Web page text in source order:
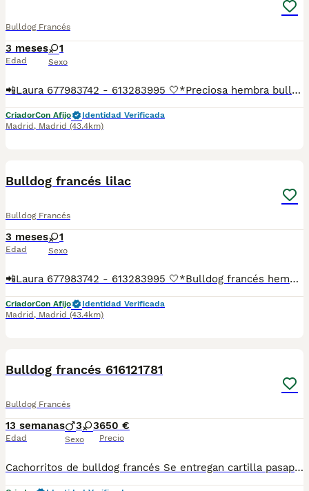
Bulldog Francés
3 meses
Edad
1
Sexo
📲Laura 677983742 - 613283995 🤍*Preciosa hembra bulldog francés lilac*🤍 ¿Buscas un nuevo compañero para tu hogar? ❤️ Tenemos preciosos cachorros listos para encontrar una familia responsable. ✅ Vacunados ✅ Desparasitados ✅ Cartilla sanitaria ✅ Garantías incluidas ✅ Máxima atención y cuidado Se hacen envíos a toda España: Andalucía: Almería, Cádiz, Córdoba, Granada, Huelva, Jaén, Málaga, Sevilla.Aragón: Huesca, Teruel, Zaragoza.Asturias: Oviedo.Baleares: Palma.Canarias: Las Palmas de Gran Canaria, Santa Cruz de Tenerife.Cantabria: Santander.Castilla-La Mancha: Albacete, Ciudad Real, Cuenca, Guadalajara, Toledo.Castilla y León: Ávila, Burgos, León, Palencia, Salamanca, Segovia, Soria, Valladolid, Zamora.Cataluña: Barcelona, Gerona (Girona), Lérida (Lleida), Tarragona.Comunidad Valenciana: Alicante, Castellón de la Plana, Valencia.Extremadura: Badajoz, Cáceres.Galicia: La Coruña (A Coruña), Lugo, Orense (Ourense), Pontevedra.La Rioja: Logroño.Madrid: Madrid.Murcia: Murcia.Navarra: Pamplona.País Vasco: Bilbao (Vizcaya), San Sebastián (Guipúzcoa), Vitoria (Álava). 🐾 Cachorros sanos, sociables y criados con mucho cariño. 📲 ¡Pregunta sin compromiso por disponibilidad, fotos y precios por mensaje privado!
CriadorCon Afijo
Identidad Verificada
Madrid , Madrid (43.4km)
Bulldog francés lilac
Bulldog Francés
3 meses
Edad
1
Sexo
📲Laura 677983742 - 613283995 🤍*Bulldog francés hembra lilac*🤍 ¿Buscas un nuevo compañero para tu hogar? ❤️ Tenemos preciosos cachorros listos para encontrar una familia responsable. ✅ Vacunados ✅ Desparasitados ✅ Cartilla sanitaria ✅ Garantías incluidas ✅ Máxima atención y cuidado Se hacen envíos a toda España: Andalucía: Almería, Cádiz, Córdoba, Granada, Huelva, Jaén, Málaga, Sevilla.Aragón: Huesca, Teruel, Zaragoza.Asturias: Oviedo.Baleares: Palma.Canarias: Las Palmas de Gran Canaria, Santa Cruz de Tenerife.Cantabria: Santander.Castilla-La Mancha: Albacete, Ciudad Real, Cuenca, Guadalajara, Toledo.Castilla y León: Ávila, Burgos, León, Palencia, Salamanca, Segovia, Soria, Valladolid, Zamora.Cataluña: Barcelona, Gerona (Girona), Lérida (Lleida), Tarragona.Comunidad Valenciana: Alicante, Castellón de la Plana, Valencia.Extremadura: Badajoz, Cáceres.Galicia: La Coruña (A Coruña), Lugo, Orense (Ourense), Pontevedra.La Rioja: Logroño.Madrid: Madrid.Murcia: Murcia.Navarra: Pamplona.País Vasco: Bilbao (Vizcaya), San Sebastián (Guipúzcoa), Vitoria (Álava). 🐾 Cachorros sanos, sociables y criados con mucho cariño. 📲 ¡Pregunta sin compromiso por disponibilidad, fotos y precios por mensaje privado!
CriadorCon Afijo
Identidad Verificada
Madrid , Madrid (43.4km)
Bulldog francés 616121781
Bulldog Francés
13 semanas
Edad
3 3
Sexo
650 €
Precio
Cachorritos de bulldog francés Se entregan cartilla pasaporte Desparasitaciones al día Vacunas a su correspondiente edad Criados en ambiente familiar Para más información al WhatsApp del 616121781